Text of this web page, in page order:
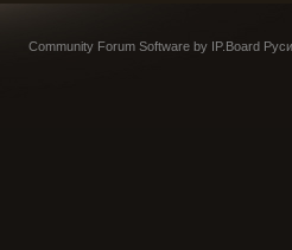
Community Forum Software by IP.Board